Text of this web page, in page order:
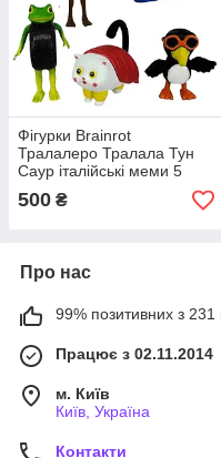
Фігурки Brainrot
Тралалеро Тралала Тун
Саур італійські меми 5
героїв
500 ₴
Про нас
99% позитивних з 231
Працює з 02.11.2014
м. Київ
Київ, Україна
Контакти